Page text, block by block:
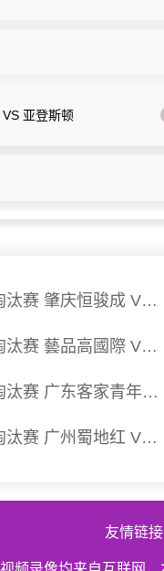
亚登斯顿
08月04日 佛山西甲足球联赛32强淘汰赛 肇庆恒骏成 VS 三七互娱 全场录像
08月04日 佛山西甲足球联赛32强淘汰赛 藝品高國際 VS 湛江狂狼·粵辉能源 全场录像
08月03日 佛山西甲足球联赛32强淘汰赛 广东客家青年 VS 广州英华思力U17 全场录像
08月03日 佛山西甲足球联赛32强淘汰赛 广州蜀地红 VS 广州戴拿模 全场录像
友情链接